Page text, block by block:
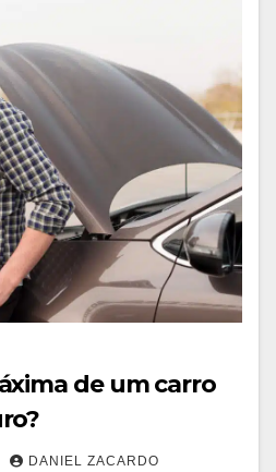
de um carro
DANIEL ZACARDO